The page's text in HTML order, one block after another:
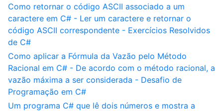
Como retornar o código ASCII associado a um
caractere em C# - Ler um caractere e retornar o
código ASCII correspondente - Exercícios Resolvidos
de C#
Como aplicar a Fórmula da Vazão pelo Método
Racional em C# - De acordo com o método racional, a
vazão máxima a ser considerada - Desafio de
Programação em C#
Um programa C# que lê dois números e mostra a